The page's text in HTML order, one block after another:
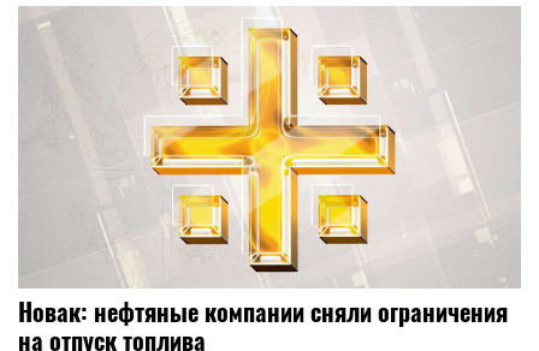
Новак: нефтяные компании сняли ограничения
на отпуск топлива